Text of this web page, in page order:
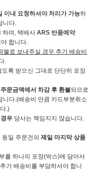
이내 요청하셔야 처리가 가능하
니다.
하며, 택배사 ARS 반품예약
합니다.
불로 보내주실 경우 추가 배송비
.
록 받으신 그대로 단단히 포장
주문금액에서 차감 후 환불되므로
다.(배송비 만큼 카드부분취소
.)
우 당사는 책임지지 않습니다.
일 주문건의 제일 마지막 상품
하나의 포장(박스)에 담아서
가 배송비를 부담하셔야 합니